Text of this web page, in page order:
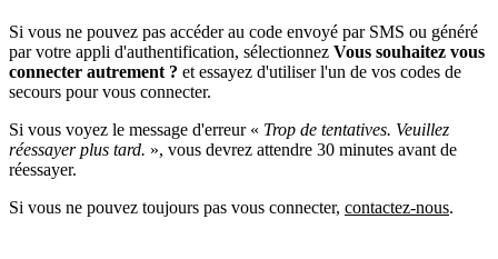
Si vous ne pouvez pas accéder au code envoyé par SMS ou généré
par votre appli d'authentification, sélectionnez Vous souhaitez vous
connecter autrement ? et essayez d'utiliser l'un de vos codes de
secours pour vous connecter.
Si vous voyez le message d'erreur « Trop de tentatives. Veuillez
réessayer plus tard. », vous devrez attendre 30 minutes avant de
réessayer.
Si vous ne pouvez toujours pas vous connecter, contactez-nous.